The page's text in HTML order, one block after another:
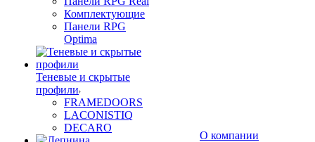
Комплектующие
Панели RPG
Optima
Теневые и скрытые
профили
FRAMEDOORS
LACONISTIQ
DECARO
О компании